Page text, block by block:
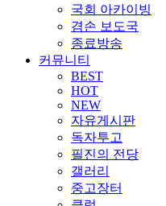
국회 아카이빙
겸손 보도국
종료방송
커뮤니티
BEST
HOT
NEW
자유게시판
독자투고
필진의 전당
갤러리
중고장터